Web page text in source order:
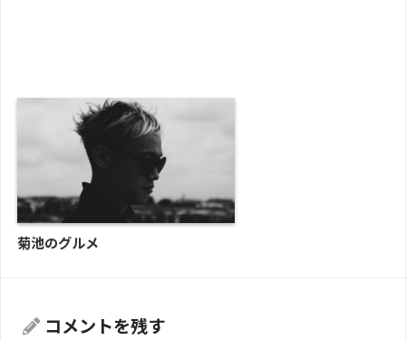
菊池のグルメ
コメントを残す